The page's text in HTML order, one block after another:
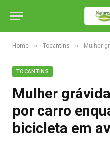
Home » Tocantins » Mulher grávida
TOCANTINS
Mulher
por carro
bicicleta em